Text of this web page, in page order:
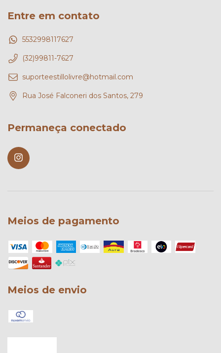
Entre em contato
5532998117627
(32)99811-7627
suporteestillolivre@hotmail.com
Rua José Falconeri dos Santos, 279
Permaneça conectado
Meios de pagamento
Meios de envio